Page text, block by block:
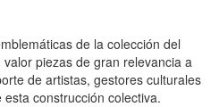
de la colección del
piezas de gran relevancia a
de artistas, gestores culturales
construcción colectiva.